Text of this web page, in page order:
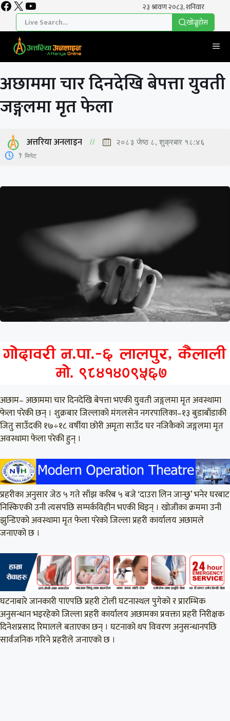
Skip
content
Facebook
X YouTube
खाेज्नुहाेस
अछाममा चार दिनदेखि बेपत्ता युवती
जङ्गलमा मृत फेला
अत्तरिया अनलाइन २०८३ जेष्ठ ८, शुक्रबार १८:४६
1 मिनेट
अछाम– अछाममा चार दिनदेखि बेपत्ता भएकी युवती जङ्गलमा मृत अवस्थामा
फेला परेकी छन् । शुक्रबार जिल्लाको मंगलसेन नगरपालिका–१३ बुडाबाँडाकी
जितु साउँदकी १७÷१८ वर्षीया छोरी अमृता साउँद घर नजिकैको जङ्गलमा मृत
अवस्थामा फेला परेकी हुन् ।
प्रहरीका अनुसार जेठ ५ गते साँझ करिब ५ बजे ‘दाउरा लिन जान्छु’ भनेर घरबाट
निस्किएकी उनी त्यसपछि सम्पर्कविहीन भएकी थिइन् । खोजीका क्रममा उनी
झुन्डिएको अवस्थामा मृत फेला परेको जिल्ला प्रहरी कार्यालय अछामले
जनाएको छ ।
घटनाबारे जानकारी पाएपछि प्रहरी टोली घटनास्थल पुगेको र प्रारम्भिक
अनुसन्धान भइरहेको जिल्ला प्रहरी कार्यालय अछामका प्रवक्ता प्रहरी निरीक्षक
दिनेशप्रसाद रिमालले बताएका छन् । घटनाको थप विवरण अनुसन्धानपछि
सार्वजनिक गरिने प्रहरीले जनाएको छ ।